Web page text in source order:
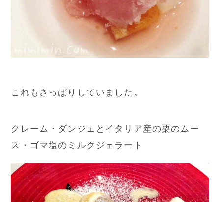
これもさっぱりしていました。
クレーム・ダンジェとイタリア産の栗のムー
ス・ゴマ塩のミルクジェラート